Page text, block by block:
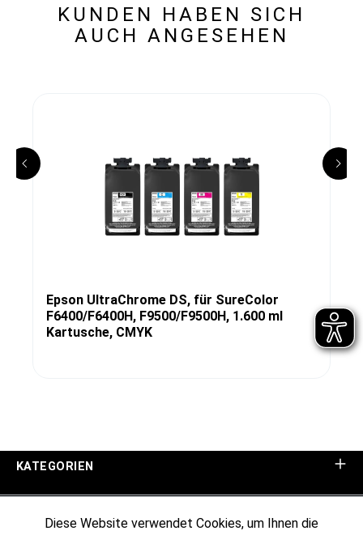
KUNDEN HABEN SICH
AUCH ANGESEHEN
Epson UltraChrome DS, für SureColor
F6400/F6400H, F9500/F9500H, 1.600 ml
Kartusche, CMYK
KATEGORIEN
Diese Website verwendet Cookies, um Ihnen die